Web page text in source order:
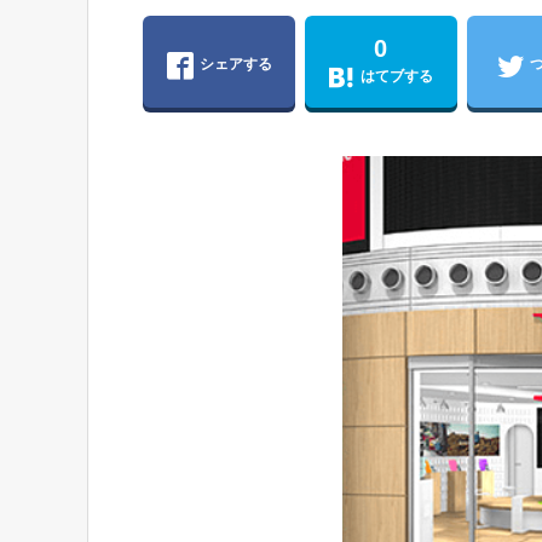
シェアする
0
はてブする